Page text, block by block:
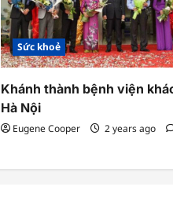
Sức khoẻ
Khánh thành bệnh viện
Hà Nội
Eugene Cooper 2 years ago